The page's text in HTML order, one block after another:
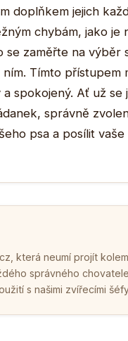
doplňkem jejich
chybám, jako je
zaměřte na výběr
Tímto přístupem
spokojený. Ať už se
správně
psa a posílit
která neumí projít
správného
s našimi zvířecími